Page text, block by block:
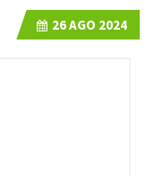
26AGO 2024